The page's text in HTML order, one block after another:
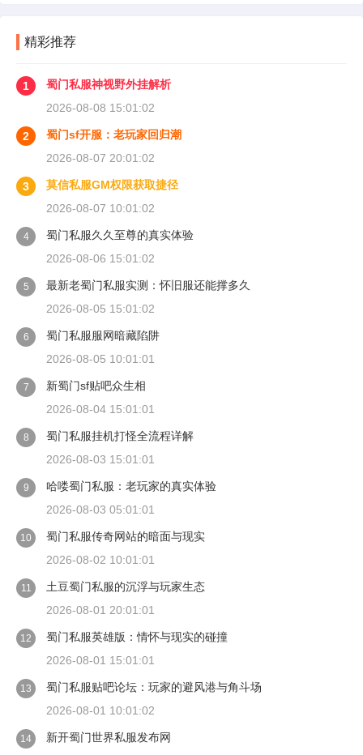
精彩推荐
1
蜀门私服神视野外挂解析
2026-08-08 15:01:02
2
蜀门sf开服：老玩家回归潮
2026-08-07 20:01:02
3
莫信私服GM权限获取捷径
2026-08-07 10:01:02
4
蜀门私服久久至尊的真实体验
2026-08-06 15:01:02
5
最新老蜀门私服实测：怀旧服还能撑多久
2026-08-05 15:01:02
6
蜀门私服服网暗藏陷阱
2026-08-05 10:01:01
7
新蜀门sf贴吧众生相
2026-08-04 15:01:01
8
蜀门私服挂机打怪全流程详解
2026-08-03 15:01:01
9
哈喽蜀门私服：老玩家的真实体验
2026-08-03 05:01:01
10
蜀门私服传奇网站的暗面与现实
2026-08-02 10:01:01
11
土豆蜀门私服的沉浮与玩家生态
2026-08-01 20:01:01
12
蜀门私服英雄版：情怀与现实的碰撞
2026-08-01 15:01:01
13
蜀门私服贴吧论坛：玩家的避风港与角斗场
2026-08-01 10:01:02
14
新开蜀门世界私服发布网